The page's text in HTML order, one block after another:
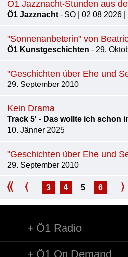
Ö1 Jazznacht-Stunden aus
Ö1 Jazznacht - SO | 02 08 2026 |
"Sonnenanbeterin" von
Ö1 Kunstgeschichten - 29.
"Geschichten über Ehe und
29. September 2010
Kein Drama
Track 5' - Das wollte ich schon
10. Jänner 2025
"Geschichten über Ehe und
29. September 2010
3 4 5 6
Ö1 Radio
Ö1 On Demand